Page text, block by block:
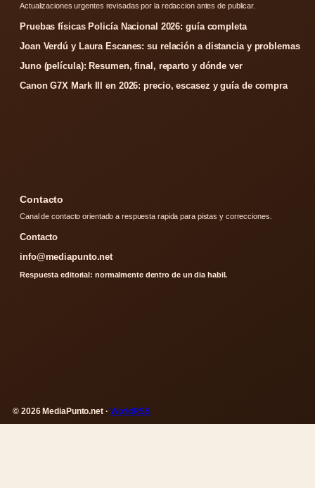
Actualizaciones urgentes revisadas por la redaccion antes de publicar.
Pruebas físicas Policía Nacional 2026: guía completa
Joan Verdú y Laura Escanes: su relación a distancia y problemas
Juno (película): Resumen, final, reparto y dónde ver
Canon G7X Mark III en 2026: precio, escasez y guía de compra
Contacto
Canal de contacto orientado a respuesta rapida para pistas y correcciones.
Contacto
info@mediapunto.net
Respuesta editorial: normalmente dentro de un dia habil.
© 2026 MediaPunto.net · WorldRSS